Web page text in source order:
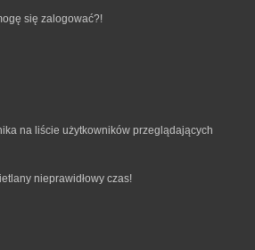
się zalogować?!
na liście użytkowników przeglądających
nieprawidłowy czas!